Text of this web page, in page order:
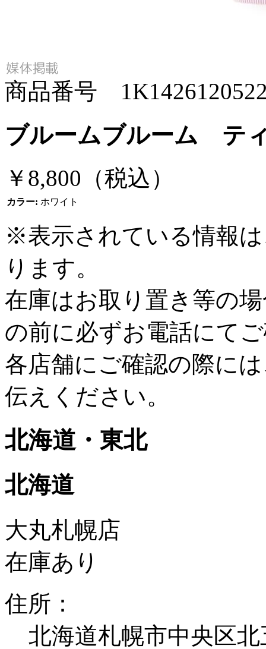
商品番号
ブルームブルーム テ
￥8,800 （税込）
カラー: ホワイト
※表示されている情報は
ります。
在庫はお取り置き等の
の前に必ずお電話にて
各店舗にご確認の際に
伝えください。
北海道・東北
北海道
大丸札幌店
在庫あり
住所：
北海道札幌市中央区